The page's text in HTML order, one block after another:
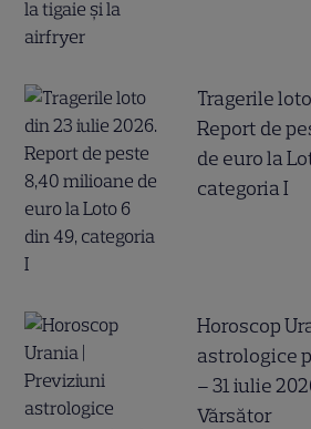
Tragerile
Report de
de euro la
categoria I
Horoscop
astrologice
– 31 iulie
Vărsător